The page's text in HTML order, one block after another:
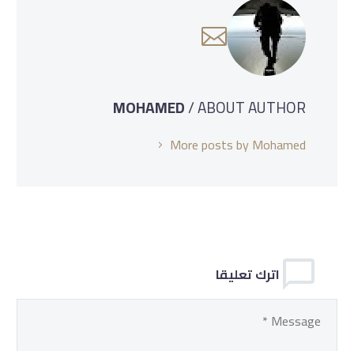
MOHAMED/ ABOUT AUTHOR
More posts by Mohamed
اترك تعليقا